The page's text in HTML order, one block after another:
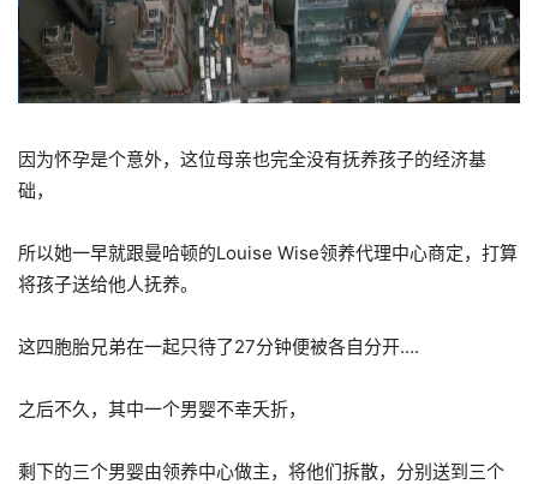
因为怀孕是个意外，这位母亲也完全没有抚养孩子的经济基
础，
所以她一早就跟曼哈顿的Louise Wise领养代理中心商定，打算
将孩子送给他人抚养。
这四胞胎兄弟在一起只待了27分钟便被各自分开….
之后不久，其中一个男婴不幸夭折，
剩下的三个男婴由领养中心做主，将他们拆散，分别送到三个